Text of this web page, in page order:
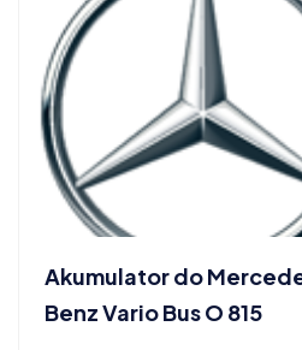
Akumulator do
Benz Vario Bus O 815